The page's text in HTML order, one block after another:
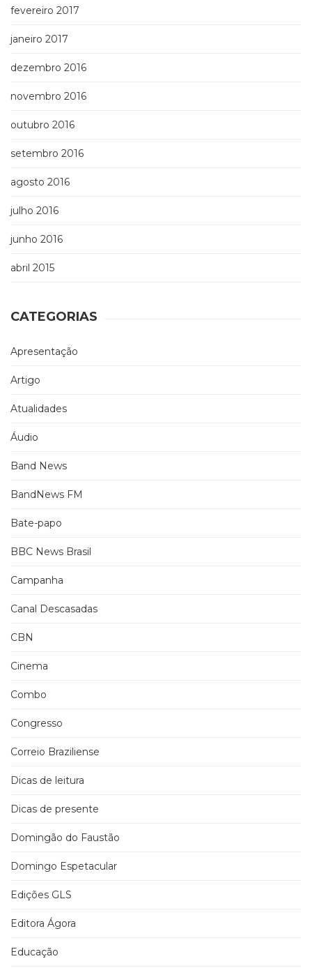
fevereiro 2017
janeiro 2017
dezembro 2016
novembro 2016
outubro 2016
setembro 2016
agosto 2016
julho 2016
junho 2016
abril 2015
CATEGORIAS
Apresentação
Artigo
Atualidades
Áudio
Band News
BandNews FM
Bate-papo
BBC News Brasil
Campanha
Canal Descasadas
CBN
Cinema
Combo
Congresso
Correio Braziliense
Dicas de leitura
Dicas de presente
Domingão do Faustão
Domingo Espetacular
Edições GLS
Editora Ágora
Educação